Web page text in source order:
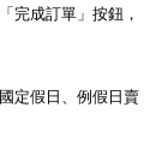
完成訂單」按鈕，
定假日、例假日賣